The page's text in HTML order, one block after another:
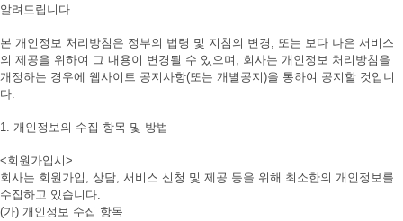
알려드립니다.
본 개인정보 처리방침은 정부의 법령 및 지침의 변경, 또는 보다 나은 서비스
의 제공을 위하여 그 내용이 변경될 수 있으며, 회사는 개인정보 처리방침을
개정하는 경우에 웹사이트 공지사항(또는 개별공지)을 통하여 공지할 것입니
다.
1. 개인정보의 수집 항목 및 방법
<회원가입시>
회사는 회원가입, 상담, 서비스 신청 및 제공 등을 위해 최소한의 개인정보를
수집하고 있습니다.
(가) 개인정보 수집 항목